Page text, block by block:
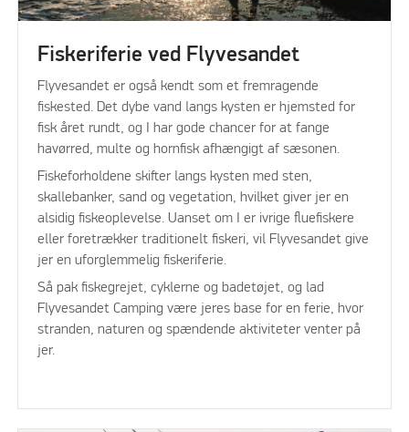
Fiskeriferie ved Flyvesandet
Flyvesandet er også kendt som et fremragende
fiskested. Det dybe vand langs kysten er hjemsted for
fisk året rundt, og I har gode chancer for at fange
havørred, multe og hornfisk afhængigt af sæsonen.
Fiskeforholdene skifter langs kysten med sten,
skallebanker, sand og vegetation, hvilket giver jer en
alsidig fiskeoplevelse. Uanset om I er ivrige fluefiskere
eller foretrækker traditionelt fiskeri, vil Flyvesandet give
jer en uforglemmelig fiskeriferie.
Så pak fiskegrejet, cyklerne og badetøjet, og lad
Flyvesandet Camping være jeres base for en ferie, hvor
stranden, naturen og spændende aktiviteter venter på
jer.